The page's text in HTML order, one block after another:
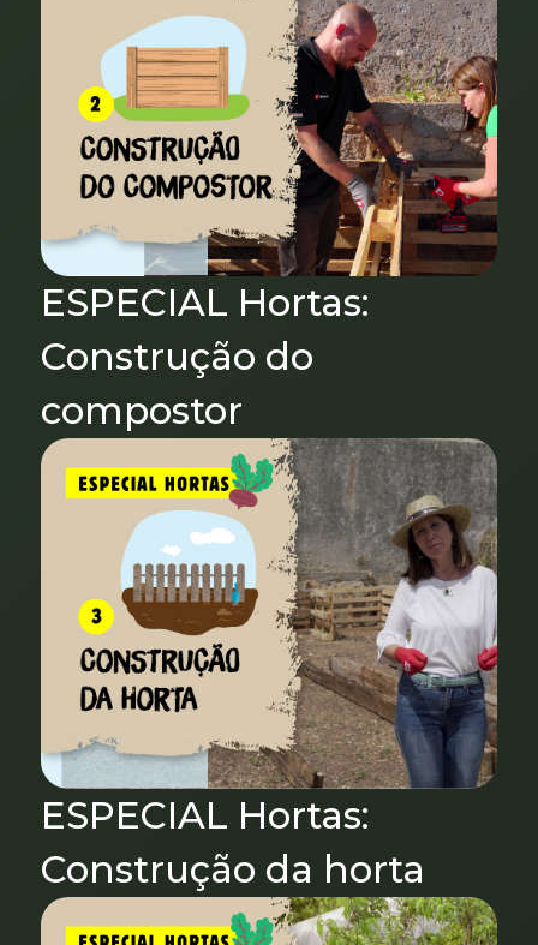
ESPECIAL Hortas:
Construção do
compostor
ESPECIAL Hortas:
Construção da horta